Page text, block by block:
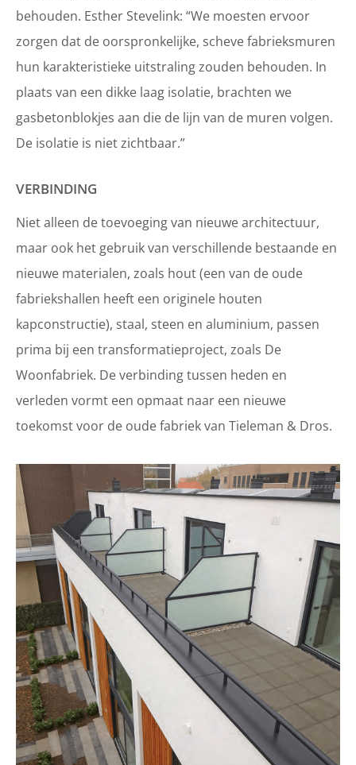
behouden. Esther Stevelink: “We moesten ervoor
zorgen dat de oorspronkelijke, scheve fabrieksmuren
hun karakteristieke uitstraling zouden behouden. In
plaats van een dikke laag isolatie, brachten we
gasbetonblokjes aan die de lijn van de muren volgen.
De isolatie is niet zichtbaar.”
VERBINDING
Niet alleen de toevoeging van nieuwe architectuur,
maar ook het gebruik van verschillende bestaande en
nieuwe materialen, zoals hout (een van de oude
fabriekshallen heeft een originele houten
kapconstructie), staal, steen en aluminium, passen
prima bij een transformatieproject, zoals De
Woonfabriek. De verbinding tussen heden en
verleden vormt een opmaat naar een nieuwe
toekomst voor de oude fabriek van Tieleman & Dros.